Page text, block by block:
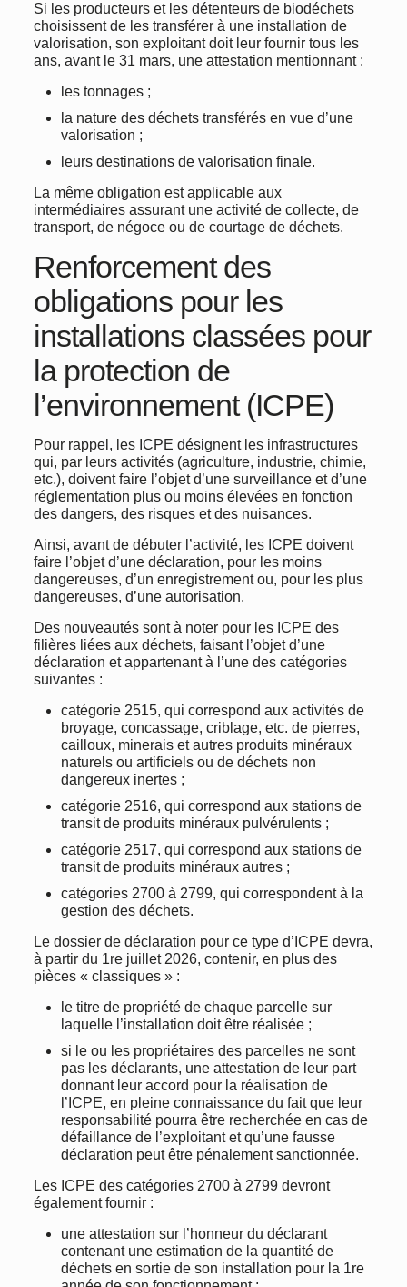
Si les producteurs et les détenteurs de biodéchets
choisissent de les transférer à une installation de
valorisation, son exploitant doit leur fournir tous les
ans, avant le 31 mars, une attestation mentionnant :
les tonnages ;
la nature des déchets transférés en vue d’une
valorisation ;
leurs destinations de valorisation finale.
La même obligation est applicable aux
intermédiaires assurant une activité de collecte, de
transport, de négoce ou de courtage de déchets.
Renforcement des
obligations pour les
installations classées pour
la protection de
l’environnement (ICPE)
Pour rappel, les ICPE désignent les infrastructures
qui, par leurs activités (agriculture, industrie, chimie,
etc.), doivent faire l’objet d’une surveillance et d’une
réglementation plus ou moins élevées en fonction
des dangers, des risques et des nuisances.
Ainsi, avant de débuter l’activité, les ICPE doivent
faire l’objet d’une déclaration, pour les moins
dangereuses, d’un enregistrement ou, pour les plus
dangereuses, d’une autorisation.
Des nouveautés sont à noter pour les ICPE des
filières liées aux déchets, faisant l’objet d’une
déclaration et appartenant à l’une des catégories
suivantes :
catégorie 2515, qui correspond aux activités de
broyage, concassage, criblage, etc. de pierres,
cailloux, minerais et autres produits minéraux
naturels ou artificiels ou de déchets non
dangereux inertes ;
catégorie 2516, qui correspond aux stations de
transit de produits minéraux pulvérulents ;
catégorie 2517, qui correspond aux stations de
transit de produits minéraux autres ;
catégories 2700 à 2799, qui correspondent à la
gestion des déchets.
Le dossier de déclaration pour ce type d’ICPE devra,
à partir du 1re juillet 2026, contenir, en plus des
pièces « classiques » :
le titre de propriété de chaque parcelle sur
laquelle l’installation doit être réalisée ;
si le ou les propriétaires des parcelles ne sont
pas les déclarants, une attestation de leur part
donnant leur accord pour la réalisation de
l’ICPE, en pleine connaissance du fait que leur
responsabilité pourra être recherchée en cas de
défaillance de l’exploitant et qu’une fausse
déclaration peut être pénalement sanctionnée.
Les ICPE des catégories 2700 à 2799 devront
également fournir :
une attestation sur l’honneur du déclarant
contenant une estimation de la quantité de
déchets en sortie de son installation pour la 1re